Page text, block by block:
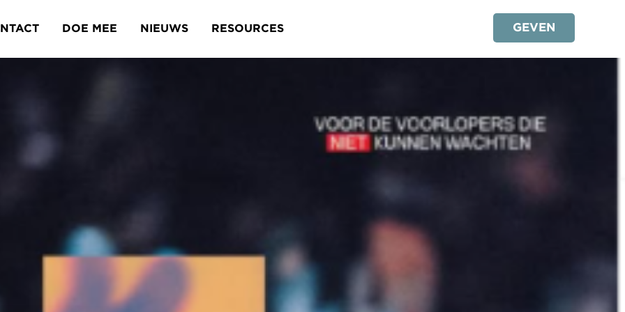
DOE MEE NIEUWS RESOURCES GEVEN